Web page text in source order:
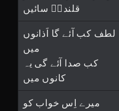
قلندرؒ سائیں
لطف کب آئے گا اَذانوں
میں
کب صدا آئے گی یہ
کانوں میں
میرے اِس خواب کو